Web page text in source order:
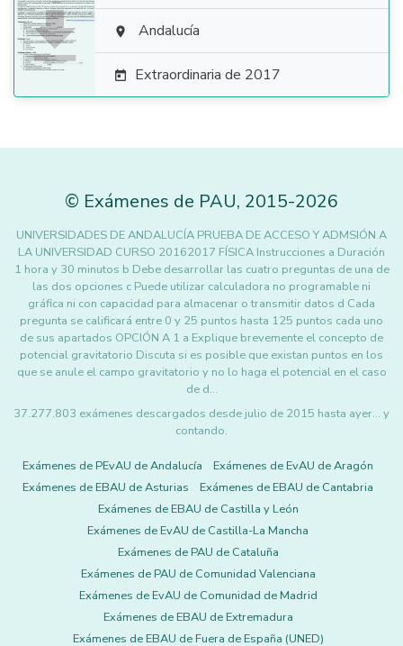
  Andalucía
 Extraordinaria de 2017
© Exámenes de PAU, 2015-2026
UNIVERSIDADES DE ANDALUCÍA PRUEBA DE ACCESO Y ADMSIÓN A
LA UNIVERSIDAD CURSO 20162017 FÍSICA Instrucciones a Duración
1 hora y 30 minutos b Debe desarrollar las cuatro preguntas de una de
las dos opciones c Puede utilizar calculadora no programable ni
gráfica ni con capacidad para almacenar o transmitir datos d Cada
pregunta se calificará entre 0 y 25 puntos hasta 125 puntos cada uno
de sus apartados OPCIÓN A 1 a Explique brevemente el concepto de
potencial gravitatorio Discuta si es posible que existan puntos en los
que se anule el campo gravitatorio y no lo haga el potencial en el caso
de d…
37.277.803 exámenes descargados desde julio de 2015 hasta ayer... y
contando.
Exámenes de PEvAU de Andalucía
Exámenes de EvAU de Aragón
Exámenes de EBAU de Asturias
Exámenes de EBAU de Cantabria
Exámenes de EBAU de Castilla y León
Exámenes de EvAU de Castilla-La Mancha
Exámenes de PAU de Cataluña
Exámenes de PAU de Comunidad Valenciana
Exámenes de EvAU de Comunidad de Madrid
Exámenes de EBAU de Extremadura
Exámenes de EBAU de Fuera de España (UNED)